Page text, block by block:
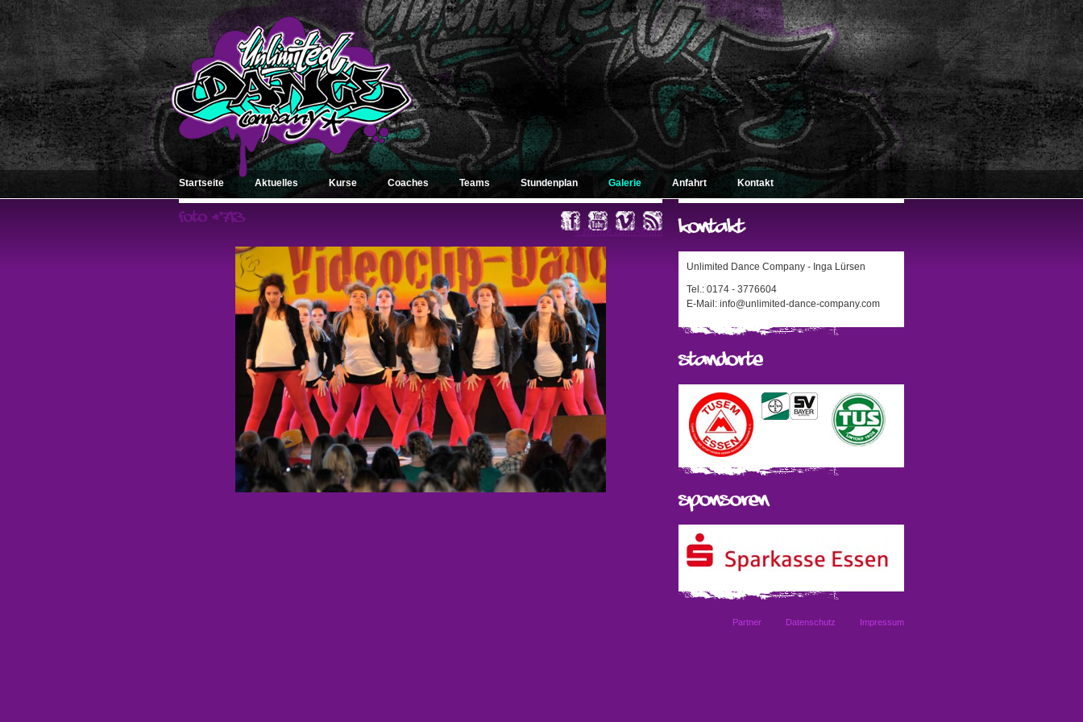
Startseite Aktuelles Kurse Coaches Teams Stundenplan Galerie Anfahrt Kontakt
« zurück zum Album
Unlimited Dance Company - Inga Lürsen
Tel.: 0174 - 3776604
E-Mail: info@unlimited-dance-company.com
Partner Datenschutz Impressum